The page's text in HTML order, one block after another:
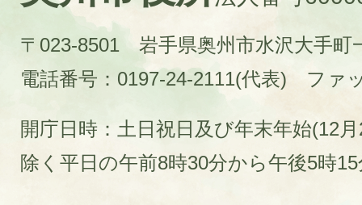
〒023-8501 岩手県奥州市水沢大手町
電話番号：0197-24-2111(代表)
ファ
開庁日時：土日祝日及び年末年始(12
除く平日の午前8時30分から午後5時